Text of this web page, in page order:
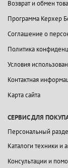
Возврат и обмен
Программа Керхер
Соглашение о
Политика
Условия
Контактная
Карта сайта
СЕРВИС ДЛЯ
Персональный
Каталоги техники и
Консультации и